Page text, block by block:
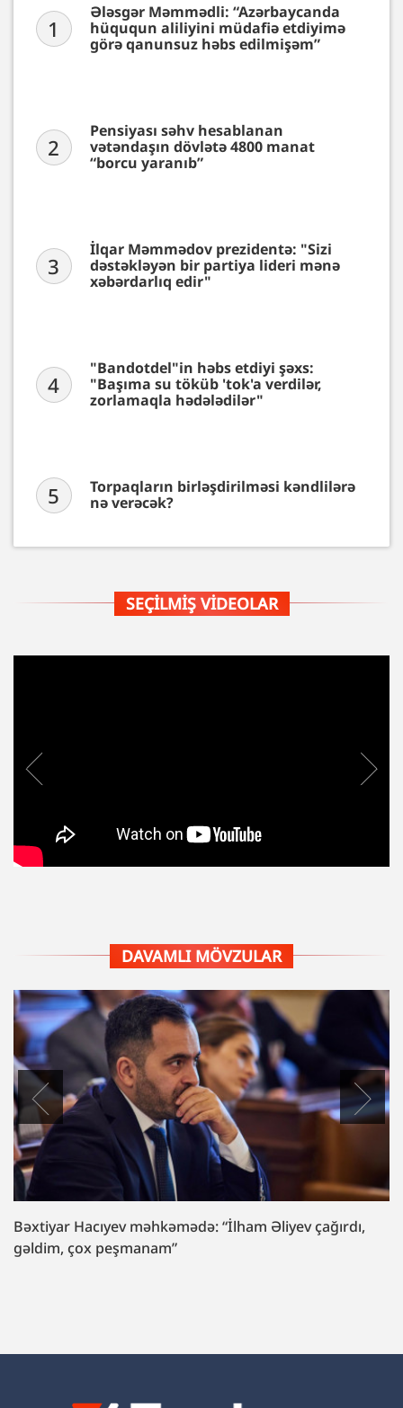
1
Ələsgər Məmmədli: “Azərbaycanda
hüququn aliliyini müdafiə etdiyimə
görə qanunsuz həbs edilmişəm”
2
Pensiyası səhv hesablanan
vətəndaşın dövlətə 4800 manat
“borcu yaranıb”
3
İlqar Məmmədov prezidentə: "Sizi
dəstəkləyən bir partiya lideri mənə
xəbərdarlıq edir"
4
"Bandotdel"in həbs etdiyi şəxs:
"Başıma su töküb 'tok'a verdilər,
zorlamaqla hədələdilər"
5
Torpaqların birləşdirilməsi kəndlilərə
nə verəcək?
SEÇILMIŞ VIDEOLAR
DAVAMLI MÖVZULAR
Bəxtiyar Hacıyev məhkəmədə: “İlham Əliyev çağırdı,
gəldim, çox peşmanam”